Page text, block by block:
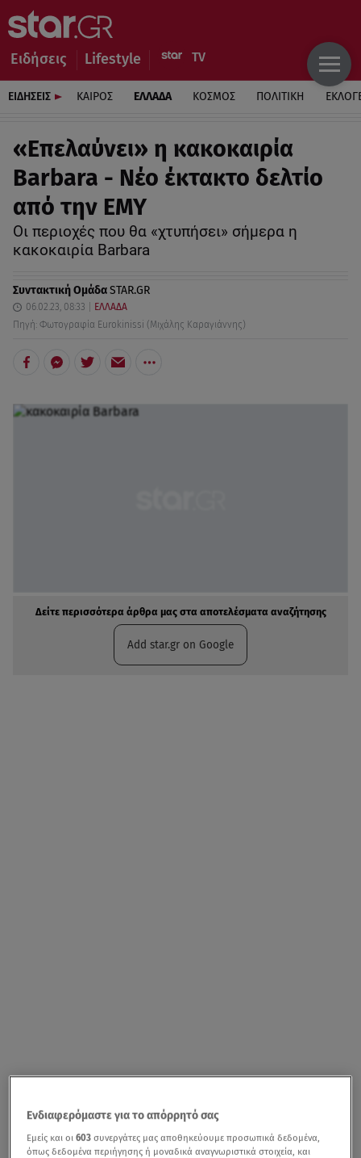
Ειδήσεις Lifestyle
ΕΙΔΗΣΕΙΣ ΚΑΙΡΟΣ ΕΛΛΑΔΑ ΚΟΣΜΟΣ ΠΟΛΙΤΙΚΗ
«Επελαύνει» η κακοκαιρία
Barbara - Νέο έκτακτο δελτίο
από την ΕΜΥ
Οι περιοχές που θα «χτυπήσει» σήμερα η
κακοκαιρία Barbara
Συντακτική ΟμάδαSTAR.GR
06.02.23, 08:33
ΕΛΛΑΔΑ
Πηγή: Φωτογραφία Eurokinissi (Mιχάλης Καραγιάννης)
Δείτε περισσότερα άρθρα μας στα αποτελέσματα αναζήτησης
Add star.gr on Google
Ενδιαφερόμαστε για το απόρρητό σας
Εμείς και οι603 συνεργάτες μας αποθηκεύουμε προσωπικά δεδομένα,
όπως δεδομένα περιήγησης ή μοναδικά αναγνωριστικά στοιχεία, και